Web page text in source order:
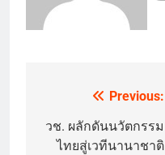
navigation
Previous:
วช. ผลักดันนวัตกรรม
ไทยสู่เวทีนานาชาติ